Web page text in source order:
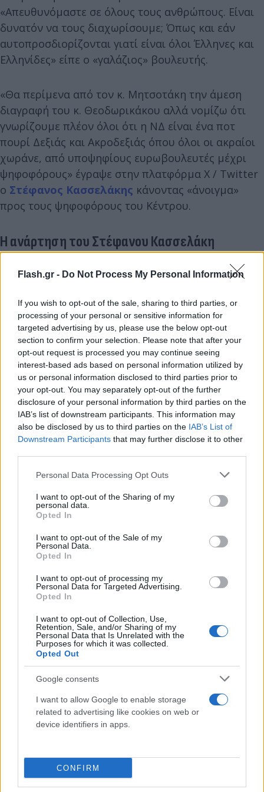
Flash.gr - Do Not Process My Personal Information
If you wish to opt-out of the sale, sharing to third parties, or
processing of your personal or sensitive information for
targeted advertising by us, please use the below opt-out
section to confirm your selection. Please note that after your
opt-out request is processed you may continue seeing
interest-based ads based on personal information utilized by
us or personal information disclosed to third parties prior to
your opt-out. You may separately opt-out of the further
disclosure of your personal information by third parties on the
IAB’s list of downstream participants. This information may
also be disclosed by us to third parties on the IAB’s List of
Downstream Participants that may further disclose it to other
Please note that this website/app uses one or more Google
not limited to your visit or usage behaviour. You may click to
grant or deny consent to Google and its third-party tags to
use your data for below specified purposes in below Google
consent section.
Personal Data Processing Opt Outs
I want to opt-out of the Sharing of my
personal data.
Opted In
I want to opt-out of the Sale of my
Personal Data.
Opted In
I want to opt-out of processing my
Personal Data for Targeted Advertising.
Opted In
I want to opt-out of Collection, Use,
Retention, Sale, and/or Sharing of my
Personal Data that Is Unrelated with the
Purposes for which it was collected.
Opted Out
Google consents
I want to allow Google to enable storage
related to advertising like cookies on web or
device identifiers in apps.
CONFIRM
«Απευθυνόμαστε σε όλους τους ανθρώπους. Είναι
δυνατόν να τους διαχωρίσουμε; Όπως και εάν
αυτοπροσδιορίζονται γιατί είναι όλοι Έλληνες και
Ελληνίδες» είπε ο «γαλάζιος» βουλευτής.
«Θα περίμενα από τον κ. Μητσοτάκη την άμεση
διαγραφή του κ. Θεοδωρικάκου αλλά νομίζω ότι
γνωρίζουμε πλέον όλοι ότι η ΝΔ είναι ένα ποτ
πουρί Δεξιάς και Ακροδεξιάς όπου όλοι οι ακραίοι
χωράνε, από υποψηφίους ευρωβουλευτές μέχρι
ψηφοφόρους» έγραψε στην πλατφόρμα Χ / Twitter
ο Στέφανος Κασσελάκης κάνοντας «άνοιγμα»
προς τους ψηφοφόρους του Κέντρου.
Η ανάρτηση του Στέφανου Κασσελάκη
Ο βουλευτής της ΝΔ κ. Τάκης Θεοδωρικάκος
δήλωσε σήμερα στο ραδιόφωνο των
Παραπολιτικών: «Η ΝΔ απευθύνεται σε όλους τους
πολίτες και θέλει την ψήφο όλων, όπως και να
αυτοπροσδιορίζονται», αναφερόμενος στους
ψηφοφόρους των Σπαρτιατών.
κανονικό…
— Stefanos Kasselakis - Στέφανος Κασσελάκης (@skasselakis)